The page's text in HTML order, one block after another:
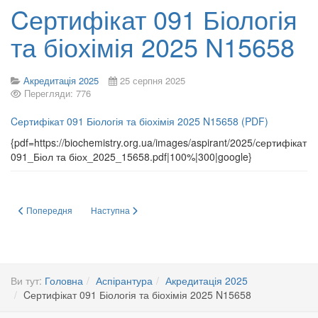
Cертифікат 091 Біологія
та біохімія 2025 N15658
Акредитація 2025
25 серпня 2025
Перегляди: 776
Cертифікат 091 Біологія та біохімія 2025 N15658 (PDF)
{pdf=https://biochemistry.org.ua/images/aspirant/2025/сертифікат
091_Біол та біох_2025_15658.pdf|100%|300|google}
Попередня стаття: Cертифікат Е1 Біологія та біохімія 2025 N15659
Попередня Наступна стаття: Сертифікат 091 «Біологія»
Наступна
Ви тут: Головна Аспірантура
Акредитація 2025
Cертифікат 091 Біологія та біохімія 2025 N15658